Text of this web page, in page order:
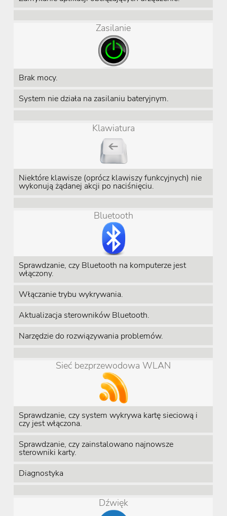
Zasilanie
Brak mocy.
System nie działa na zasilaniu bateryjnym.
Klawiatura
Niektóre klawisze (oprócz klawiszy funkcyjnych) nie
wykonują żądanej akcji po naciśnięciu.
Bluetooth
Sprawdzanie, czy Bluetooth na komputerze jest
włączony.
Włączanie trybu wykrywania.
Aktualizacja sterowników Bluetooth.
Narzędzie do rozwiązywania problemów.
Sieć bezprzewodowa WLAN
Sprawdzanie, czy system wykrywa kartę sieciową i
czy jest włączona.
Sprawdzanie, czy zainstalowano najnowsze
sterowniki karty.
Diagnostyka
Dźwięk